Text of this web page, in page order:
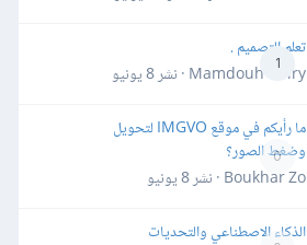
1
تعلم التصميم .
Mamdouh Khiry · نشر
8 يونيو
0
ما رأيكم في موقع IMGVO لتحويل
وضغط الصور؟
Boukhar Zo · نشر
8 يونيو
الذكاء الاصطناعي والتحديات